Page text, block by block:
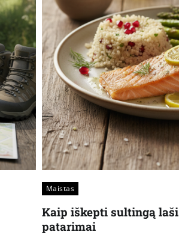
Maistas
Kaip iškepti sultingą
patarimai